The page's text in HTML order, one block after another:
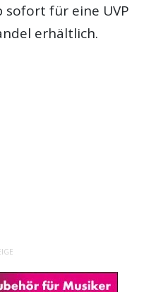
sofort für eine UVP
erhältlich.